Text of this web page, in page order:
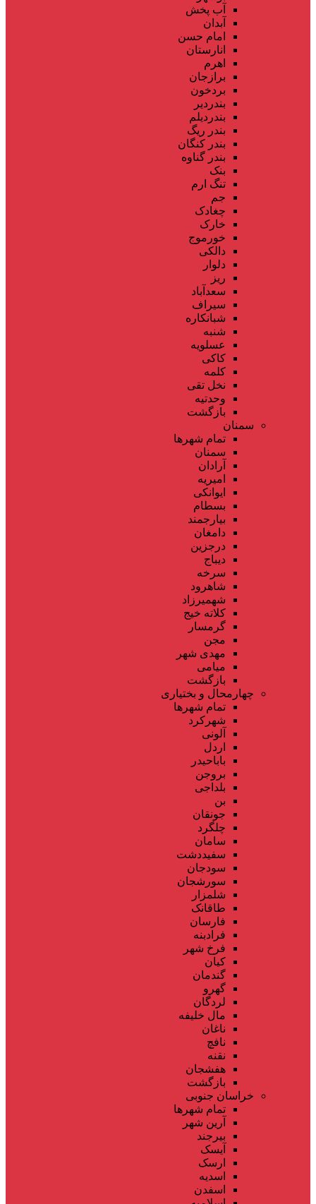
آب پخش
آبدان
امام حسن
انارستان
اهرم
برازجان
بردخون
بندردیر
بندردیلم
بندر ریگ
بندر کنگان
بندر گناوه
بنک
تنگ ارم
جم
چغادک
خارک
خورموج
دالکی
دلوار
ریز
سعدآباد
سیراف
شبانکاره
شنبه
عسلویه
کاکی
کلمه
نخل تقی
وحدتیه
بازگشت
سمنان
تمام شهر‌ها
سمنان
آرادان
امیریه
ایوانکی
بسطام
بیارجمند
دامغان
درجزین
دیباج
سرخه
شاهرود
شهمیرزاد
کلاته خیج
گرمسار
مجن
مهدی شهر
میامی
بازگشت
چهارمحال و بختیاری
تمام شهر‌ها
شهرکرد
آلونی
اردل
باباحیدر
بروجن
بلداجی
بن
جونقان
چلگرد
سامان
سفیددشت
سودجان
سورشجان
شلمزار
طاقانک
فارسان
فرادبنه
فرخ شهر
کیان
گندمان
گهرو
لردگان
مال خلیفه
ناغان
نافچ
نقنه
هفشجان
بازگشت
خراسان جنوبی
تمام شهر‌ها
آرین شهر
بیرجند
آیسک
ارسک
اسدیه
اسفدن